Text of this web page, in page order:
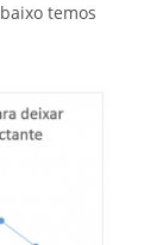
temos